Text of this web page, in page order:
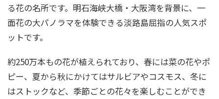
る花の名所です。明石海峡大橋・大阪湾を背景に、一
面花の大パノラマを体験できる淡路島屈指の人気スポ
ットです。
約250万本もの花が植えられており、春には菜の花やポ
ピー、夏から秋にかけてはサルビアやコスモス、冬に
はストックなど、季節ごとの花々を楽しむことができ